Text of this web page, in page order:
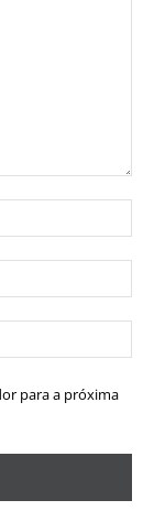
para a próxima